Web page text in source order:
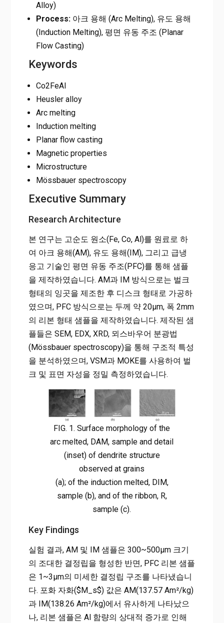
Alloy)
Process:아크 용해 (Arc Melting), 유도 용해
(Induction Melting), 평면 유동 주조 (Planar
Flow Casting)
Keywords
Co2FeAl
Heusler alloy
Arc melting
Induction melting
Planar flow casting
Magnetic properties
Microstructure
Mössbauer spectroscopy
Executive Summary
Research Architecture
본 연구는 고순도 원소(Fe, Co, Al)를 원료로 하
여 아크 용해(AM), 유도 용해(IM), 그리고 급냉
응고 기술인 평면 유동 주조(PFC)를 통해 샘플
을 제작하였습니다. AM과 IM 방식으로는 벌크
형태의 잉곳을 제조한 후 디스크 형태로 가공하
였으며, PFC 방식으로는 두께 약 20μm, 폭 2mm
의 리본 형태 샘플을 제작하였습니다. 제작된 샘
플들은 SEM, EDX, XRD, 뫼스바우어 분광법
(Mössbauer spectroscopy)을 통해 구조적 특성
을 분석하였으며, VSM과 MOKE를 사용하여 벌
크 및 표면 자성을 정밀 측정하였습니다.
FIG. 1. Surface morphology of the
arc melted, DAM, sample and detail
(inset) of dendrite structure
observed at grains
(a); of the induction melted, DIM,
sample (b), and of the ribbon, R,
sample (c).
Key Findings
실험 결과, AM 및 IM 샘플은 300~500μm 크기
의 조대한 결정립을 형성한 반면, PFC 리본 샘플
은 1~3μm의 미세한 결정립 구조를 나타냈습니
다. 포화 자화($M_s$) 값은 AM(137.57 Am²/kg)
과 IM(138.26 Am²/kg)에서 유사하게 나타났으
나, 리본 샘플은 Al 함량의 상대적 증가로 인해